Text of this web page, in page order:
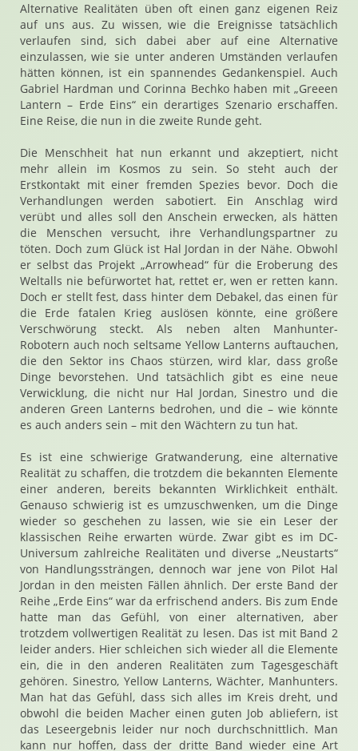
Alternative Realitäten üben oft einen ganz eigenen Reiz
auf uns aus. Zu wissen, wie die Ereignisse tatsächlich
verlaufen sind, sich dabei aber auf eine Alternative
einzulassen, wie sie unter anderen Umständen verlaufen
hätten können, ist ein spannendes Gedankenspiel. Auch
Gabriel Hardman und Corinna Bechko haben mit „Greeen
Lantern – Erde Eins“ ein derartiges Szenario erschaffen.
Eine Reise, die nun in die zweite Runde geht.
Die Menschheit hat nun erkannt und akzeptiert, nicht
mehr allein im Kosmos zu sein. So steht auch der
Erstkontakt mit einer fremden Spezies bevor. Doch die
Verhandlungen werden sabotiert. Ein Anschlag wird
verübt und alles soll den Anschein erwecken, als hätten
die Menschen versucht, ihre Verhandlungspartner zu
töten. Doch zum Glück ist Hal Jordan in der Nähe. Obwohl
er selbst das Projekt „Arrowhead“ für die Eroberung des
Weltalls nie befürwortet hat, rettet er, wen er retten kann.
Doch er stellt fest, dass hinter dem Debakel, das einen für
die Erde fatalen Krieg auslösen könnte, eine größere
Verschwörung steckt. Als neben alten Manhunter-
Robotern auch noch seltsame Yellow Lanterns auftauchen,
die den Sektor ins Chaos stürzen, wird klar, dass große
Dinge bevorstehen. Und tatsächlich gibt es eine neue
Verwicklung, die nicht nur Hal Jordan, Sinestro und die
anderen Green Lanterns bedrohen, und die – wie könnte
es auch anders sein – mit den Wächtern zu tun hat.
Es ist eine schwierige Gratwanderung, eine alternative
Realität zu schaffen, die trotzdem die bekannten Elemente
einer anderen, bereits bekannten Wirklichkeit enthält.
Genauso schwierig ist es umzuschwenken, um die Dinge
wieder so geschehen zu lassen, wie sie ein Leser der
klassischen Reihe erwarten würde. Zwar gibt es im DC-
Universum zahlreiche Realitäten und diverse „Neustarts“
von Handlungssträngen, dennoch war jene von Pilot Hal
Jordan in den meisten Fällen ähnlich. Der erste Band der
Reihe „Erde Eins“ war da erfrischend anders. Bis zum Ende
hatte man das Gefühl, von einer alternativen, aber
trotzdem vollwertigen Realität zu lesen. Das ist mit Band 2
leider anders. Hier schleichen sich wieder all die Elemente
ein, die in den anderen Realitäten zum Tagesgeschäft
gehören. Sinestro, Yellow Lanterns, Wächter, Manhunters.
Man hat das Gefühl, dass sich alles im Kreis dreht, und
obwohl die beiden Macher einen guten Job abliefern, ist
das Leseergebnis leider nur noch durchschnittlich. Man
kann nur hoffen, dass der dritte Band wieder eine Art